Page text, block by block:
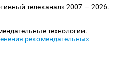
телеканал» 2007 — 2026.
технологии.
рекомендательных